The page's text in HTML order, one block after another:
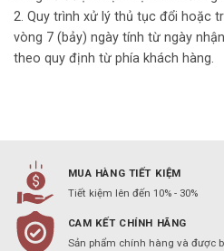
2. Quy trình xử lý thủ tục đổi hoặc
vòng 7 (bảy) ngày tính từ ngày
theo quy định từ phía khách hàng.
MUA HÀNG TIẾT KIỆM
Tiết kiệm lên đến 10% - 30%
CAM KẾT CHÍNH HÃNG
Sản phẩm chính hàng và được